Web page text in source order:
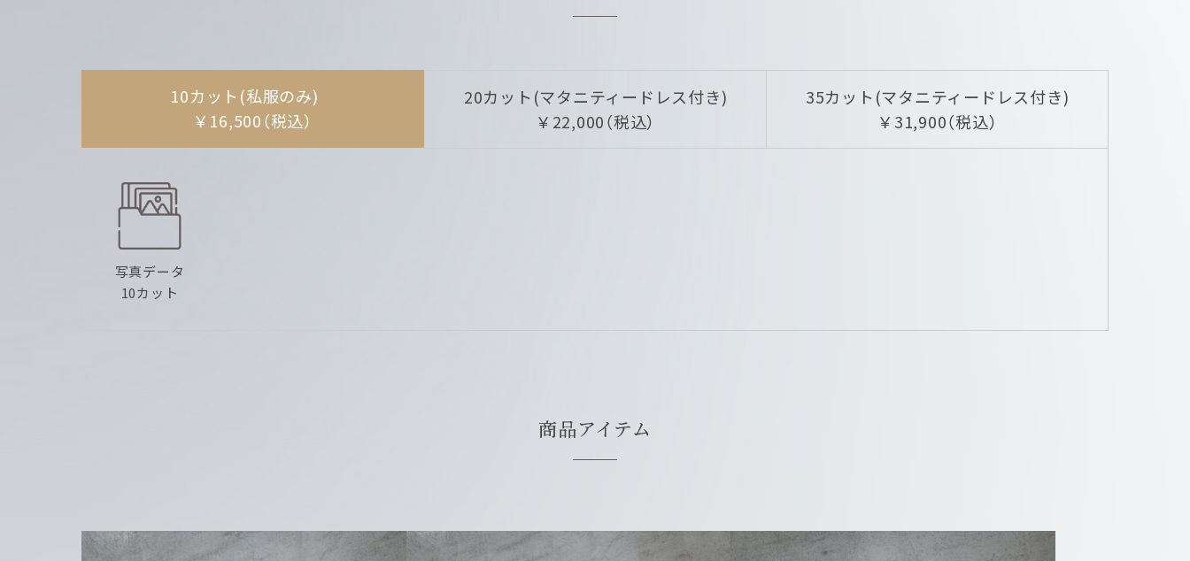
10カット(私服のみ)
￥16,500（税込）
20カット(マタニティードレス付き)
￥22,000（税込）
35カット(マタニティードレス付き)
￥31,900（税込）
写真データ
10カット
商品アイテム